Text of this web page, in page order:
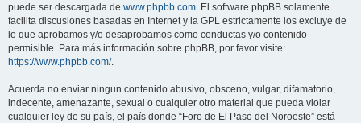
puede ser descargada de www.phpbb.com. El software phpBB solamente
facilita discusiones basadas en Internet y la GPL estrictamente los excluye de
lo que aprobamos y/o desaprobamos como conductas y/o contenido
permisible. Para más información sobre phpBB, por favor visite:
https://www.phpbb.com/.
Acuerda no enviar ningun contenido abusivo, obsceno, vulgar, difamatorio,
indecente, amenazante, sexual o cualquier otro material que pueda violar
cualquier ley de su país, el país donde “Foro de El Paso del Noroeste” está